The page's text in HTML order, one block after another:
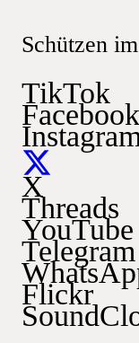
Schützen
TikTok
Facebook
Instagram
X
Threads
YouTube
Telegram
Flickr